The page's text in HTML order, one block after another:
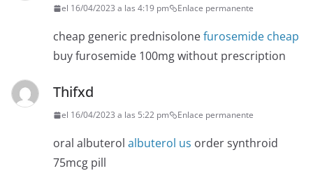
el 16/04/2023 a las 4:19 pm Enlace permanente
cheap generic prednisolonefurosemide cheap
buy furosemide 100mg without prescription
Thifxd
el 16/04/2023 a las 5:22 pm Enlace permanente
oral albuterol albuterol us order synthroid
75mcg pill